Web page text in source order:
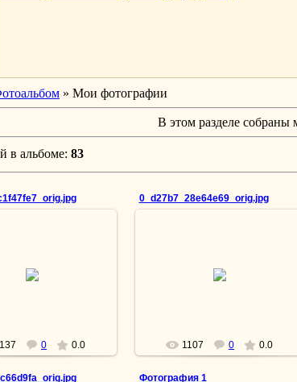
» Мои фотографии
В этом разделе
в альбоме: 83
вера в будущее
0 0.0
0_d27b7_28e64e69_orig.jpg
Вспомнить всё
1107 0 0.0
Фотография 1